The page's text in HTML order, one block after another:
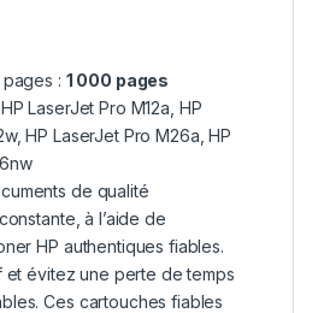
: 1 000 pages
LaserJet Pro M12a, HP
HP LaserJet Pro M26a, HP
de qualité
à l’aide de
HP authentiques fiables.
et évitez une perte de temps
Ces cartouches fiables